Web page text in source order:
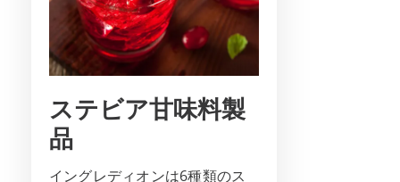
ステビア甘味料製
品
イングレディオンは6種類のス